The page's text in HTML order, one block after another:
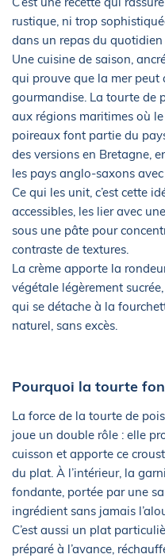
rustique, ni trop
dans un repas du
Une cuisine de saison,
qui prouve que la mer peut
gourmandise. La tourte de
aux régions maritimes où
poireaux font partie du
des versions en Bretagne,
les pays anglo-saxons
Ce qui les unit, c’est cette
accessibles, les lier avec
sous une pâte pour
contraste de textures.
La crème apporte la
végétale légèrement
qui se détache à la
naturel, sans excès.
Pourquoi la tourte
La force de la tourte de
joue un double rôle : elle
cuisson et apporte ce
du plat. À l’intérieur, la
fondante, portée par une
ingrédient sans jamais
C’est aussi un plat
préparé à l’avance,